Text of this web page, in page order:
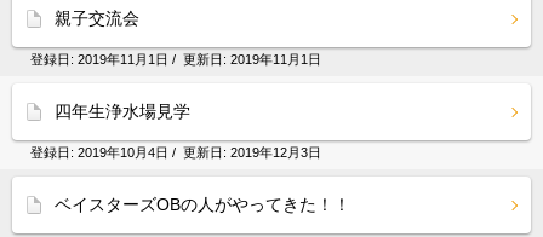
親子交流会
登録日: 2019年11月1日 / 更新日: 2019年11月1日
四年生浄水場見学
登録日: 2019年10月4日 / 更新日: 2019年12月3日
ベイスターズOBの人がやってきた！！